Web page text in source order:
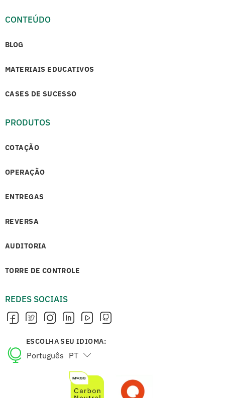
CONTEÚDO
BLOG
MATERIAIS EDUCATIVOS
CASES DE SUCESSO
PRODUTOS
COTAÇÃO
OPERAÇÃO
ENTREGAS
REVERSA
AUDITORIA
TORRE DE CONTROLE
REDES SOCIAIS
ESCOLHA SEU IDIOMA:
Português PT
English EN